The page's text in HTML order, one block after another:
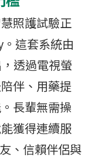
照護試驗正
這套系統由
透過電視螢
伴、用藥提
長輩無需操
獲得連續服
、信賴伴侶與